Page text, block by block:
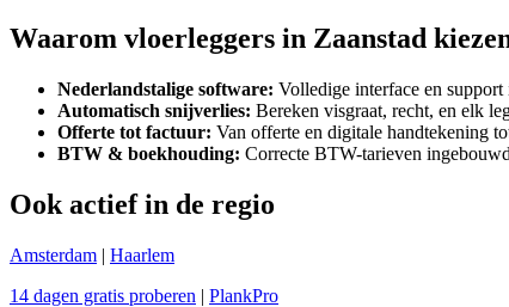
Waarom vloerleggers in Zaanstad
Nederlandstalige software: Volledige interface en
Automatisch snijverlies: Bereken visgraat, recht, en elk
Offerte tot factuur: Van offerte en digitale handtekening
BTW & boekhouding: Correcte BTW-tarieven
Ook actief in de regio
Amsterdam | Haarlem
14 dagen gratis proberen | PlankPro